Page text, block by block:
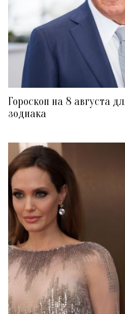
Гороскоп на 8 августа
зодиака